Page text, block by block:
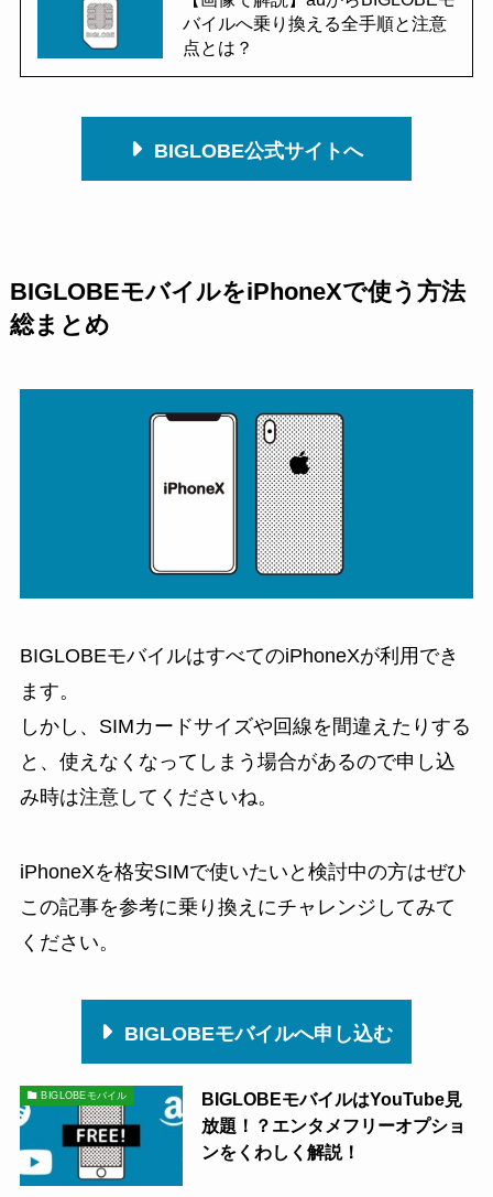
バイルへ乗り換える全手順と注意
点とは？
BIGLOBE公式サイトへ
BIGLOBEモバイルをiPhoneXで使う方法
総まとめ
BIGLOBEモバイルはすべてのiPhoneXが利用でき
ます。
しかし、SIMカードサイズや回線を間違えたりする
と、使えなくなってしまう場合があるので申し込
み時は注意してくださいね。
iPhoneXを格安SIMで使いたいと検討中の方はぜひ
この記事を参考に乗り換えにチャレンジしてみて
ください。
BIGLOBEモバイルへ申し込む
BIGLOBEモバイル
BIGLOBEモバイルはYouTube見
放題！？エンタメフリーオプショ
ンをくわしく解説！